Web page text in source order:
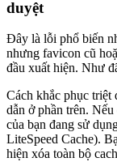
duyệt
Đây là lỗi phổ biến
nhưng favicon cũ
đầu xuất hiện. Như
Cách khắc phục triệt
dẫn ở phần trên.
của bạn đang sử
LiteSpeed Cache).
hiện xóa toàn bộ